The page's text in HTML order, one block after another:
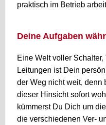
praktisch im Betrieb
Deine Aufgaben
Eine Welt voller
Leitungen ist Dein
der Weg nicht weit, denn
dieser Hinsicht sofort
kümmerst Du Dich um
die verschiedenen Ver-